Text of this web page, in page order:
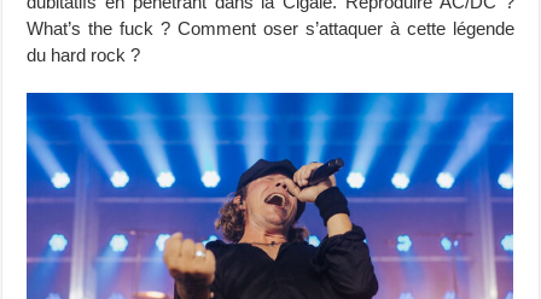
What’s the fuck ? Comment oser s’attaquer à cette légende
du hard rock ?